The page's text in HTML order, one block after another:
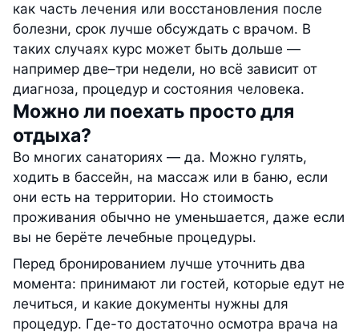
как часть лечения или восстановления после
болезни, срок лучше обсуждать с врачом. В
таких случаях курс может быть дольше —
например две–три недели, но всё зависит от
диагноза, процедур и состояния человека.
Можно ли поехать просто для
отдыха?
Во многих санаториях — да. Можно гулять,
ходить в бассейн, на массаж или в баню, если
они есть на территории. Но стоимость
проживания обычно не уменьшается, даже если
вы не берёте лечебные процедуры.
Перед бронированием лучше уточнить два
момента: принимают ли гостей, которые едут не
лечиться, и какие документы нужны для
процедур. Где-то достаточно осмотра врача на